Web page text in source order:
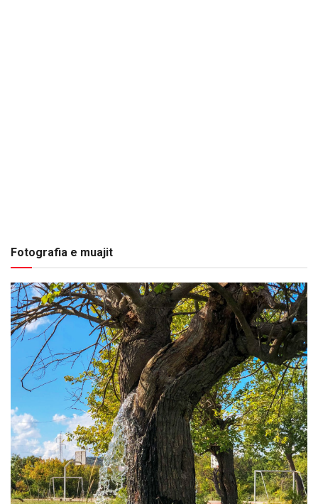
Fotografia e muajit